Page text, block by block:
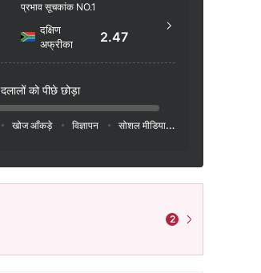
प्रभाव सूचकांक NO.1
दक्षिण
अफ्रीका
2.47
दलालों को पीछे छोड़ा
खोज आँकड़े विज्ञापन सोशल मीडिया इंडेक्स
2